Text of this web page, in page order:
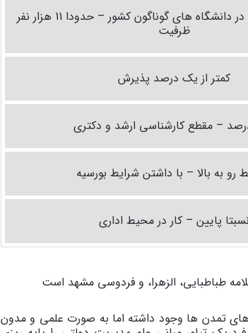
صد در صد پذیرش در دانشگاه های گوناگون کشور – حدودا 11 هزار نفر
ظرفیت
کمتر از یک درصد پذیرش
– مقطع کارشناسی ارشد و دکتری
رو به بالا – با داشتن شرایط بورسیه
نسبتا پایین – کار در محیط اداری
طباطبایی، الزهرا، و فردوسی مشهد است
تمدن ها وجود داشته اما به صورت علمی و مدون